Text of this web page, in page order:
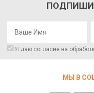
Я даю согласие на
МЫ В